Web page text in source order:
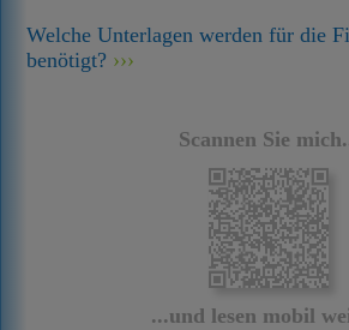
Welche Unterlagen werden für die
benötigt?
Scannen Sie
...und lesen mobil